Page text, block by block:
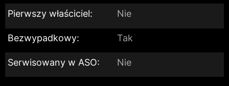
Pierwszy właściciel: Nie
Bezwypadkowy: Tak
Serwisowany w ASO: Nie